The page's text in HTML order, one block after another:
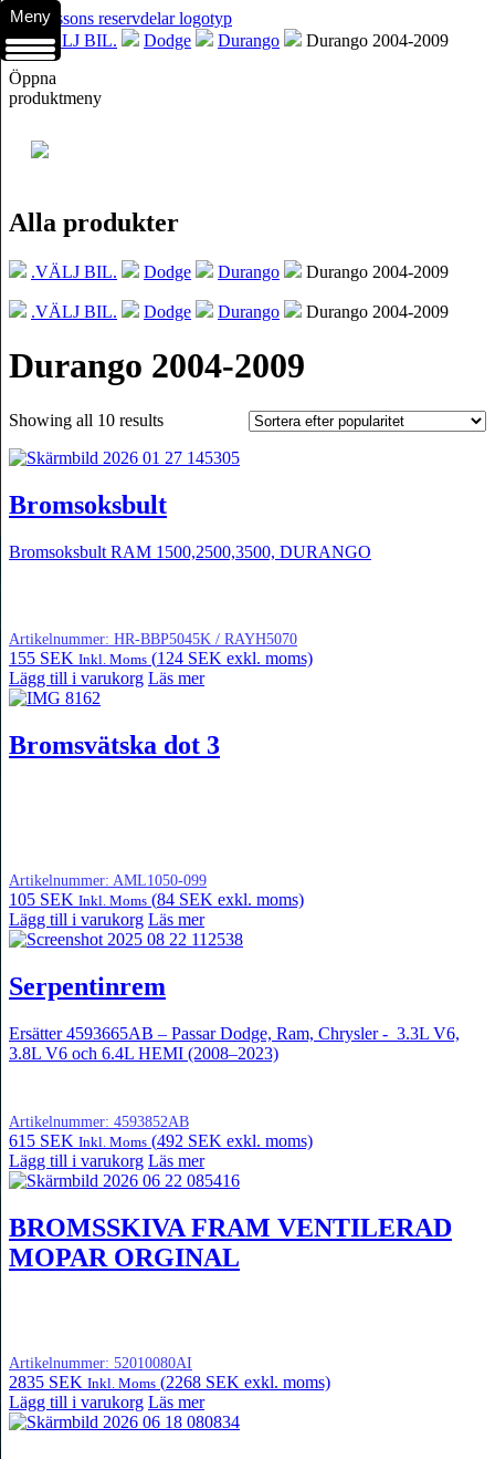
.VÄLJ BIL. Dodge Durango
Durango 2004-2009
Öppna
produktmeny
Alla produkter
.VÄLJ BIL. Dodge Durango Durango 2004-2009
.VÄLJ BIL. Dodge Durango Durango 2004-2009
Durango 2004-2009
Showing all 10 results
Bromsoksbult
Bromsoksbult RAM 1500,2500,3500, DURANGO
Artikelnummer: HR-BBP5045K / RAYH5070
155 SEK Inkl. Moms (124 SEK exkl. moms)
Lägg till i varukorg Läs mer
Bromsvätska dot 3
Artikelnummer: AML1050-099
105 SEK Inkl. Moms (84 SEK exkl. moms)
Lägg till i varukorg Läs mer
Serpentinrem
Ersätter 4593665AB – Passar Dodge, Ram, Chrysler - 3.3L V6,
3.8L V6 och 6.4L HEMI (2008–2023)
Artikelnummer: 4593852AB
615 SEK Inkl. Moms (492 SEK exkl. moms)
Lägg till i varukorg Läs mer
BROMSSKIVA FRAM VENTILERAD
MOPAR ORGINAL
Artikelnummer: 52010080AI
2835 SEK Inkl. Moms (2268 SEK exkl. moms)
Lägg till i varukorg Läs mer
Meny